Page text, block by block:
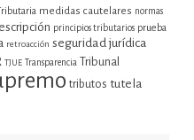
medidas cautelares normas
principios tributarios prueba
retroacción seguridad jurídica
TJUE Transparencia Tribunal
tributos tutela